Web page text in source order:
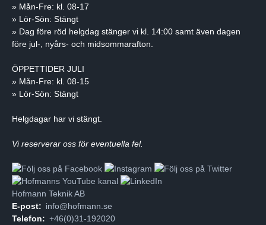
» Mån-Fre: kl. 08-17
» Lör-Sön: Stängt
» Dag före röd helgdag stänger vi kl. 14:00 samt även dagen
före jul-, nyårs- och midsommarafton.
ÖPPETTIDER JULI
» Mån-Fre: kl. 08-15
» Lör-Sön: Stängt
Helgdagar har vi stängt.
Vi reserverar oss för eventuella fel.
Hofmann Teknik AB
E-post: info@hofmann.se
Telefon: +46(0)31-192020